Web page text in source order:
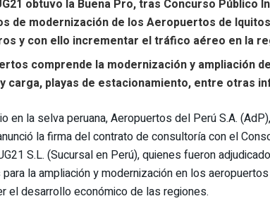
obtuvo la Buena Pro, tras Concurso Público
de modernización de los Aeropuertos de
y con ello incrementar el tráfico aéreo en la
comprende la modernización y ampliación
carga, playas de estacionamiento, entre otras
la selva peruana, Aeropuertos del Perú S.A.
la firma del contrato de consultoría con el
S.L. (Sucursal en Perú), quienes fueron
la ampliación y modernización en los
el desarrollo económico de las regiones.